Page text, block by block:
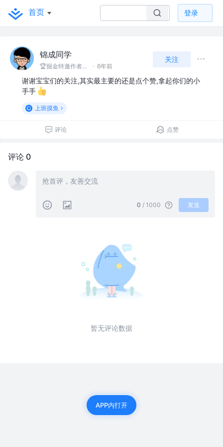
首页 登录
锦成同学
🏆掘金特邀作者｜爪哇菌 @两码事 · 6年前
关注
谢谢宝宝们的关注,其实最主要的还是点个赞,拿起你们的小
手手
上班摸鱼
评论 点赞
评论 0
0 / 1000 发送
暂无评论数据
APP内打开